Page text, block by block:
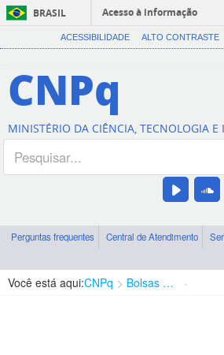
BRASIL
Acesso à informação
ACESSIBILIDADE ALTO CONTRASTE
CNPq
MINISTÉRIO DA CIÊNCIA, TECNOLOGIA E
Perguntas frequentes Central de Atendimento
Você está aqui:CNPq Bolsas e Auxílios Vigentes